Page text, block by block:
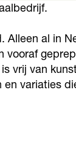
al in
vrij van
variaties